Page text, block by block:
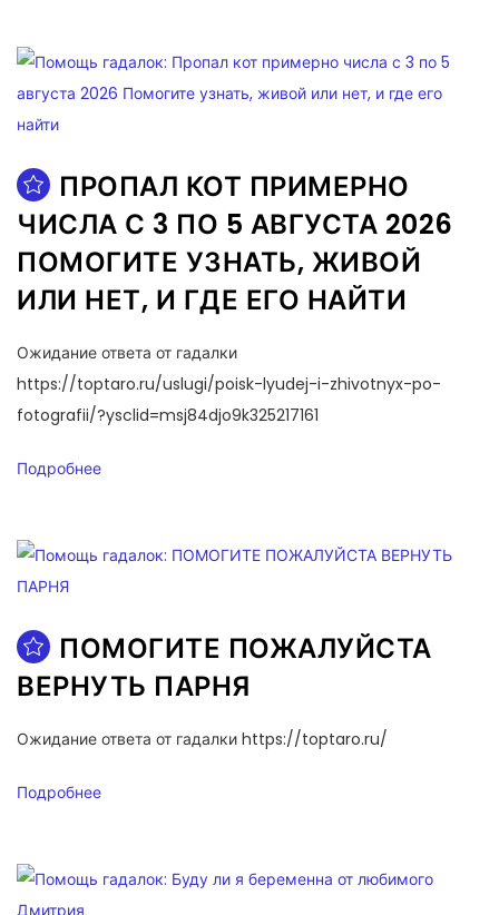
ПРОПАЛ КОТ ПРИМЕРНО
ЧИСЛА С 3 ПО 5 АВГУСТА 2026
ПОМОГИТЕ УЗНАТЬ, ЖИВОЙ
ИЛИ НЕТ, И ГДЕ ЕГО НАЙТИ
Ожидание ответа от гадалки
https://toptaro.ru/uslugi/poisk-lyudej-i-zhivotnyx-po-
fotografii/?ysclid=msj84djo9k325217161
Подробнее
ПОМОГИТЕ ПОЖАЛУЙСТА
ВЕРНУТЬ ПАРНЯ
Ожидание ответа от гадалки https://toptaro.ru/
Подробнее